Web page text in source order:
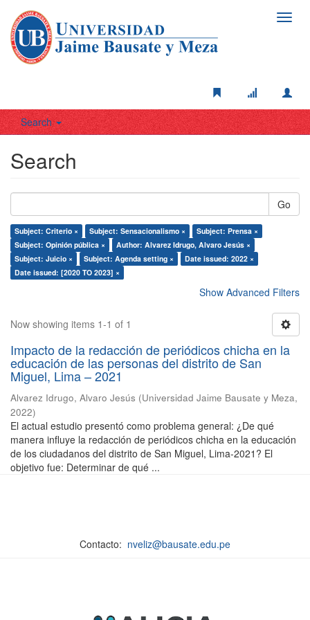
Search
Search
Go
Subject: Criterio × Subject: Sensacionalismo ×
Subject: Prensa ×
Subject: Opinión pública ×
Author: Alvarez Idrugo, Alvaro Jesús ×
Subject: Juicio ×
Subject: Agenda setting ×
Date issued: 2022 ×
Date issued: [2020 TO 2023] ×
Show Advanced Filters
Now showing items 1-1 of 1
Impacto de la redacción de periódicos chicha en la
educación de las personas del distrito de San
Miguel, Lima – 2021
Alvarez Idrugo, Alvaro Jesús (Universidad Jaime Bausate y Meza,
2022)
El actual estudio presentó como problema general: ¿De qué
manera influye la redacción de periódicos chicha en la educación
de los ciudadanos del distrito de San Miguel, Lima-2021? El
objetivo fue: Determinar de qué ...
Contacto: nveliz@bausate.edu.pe